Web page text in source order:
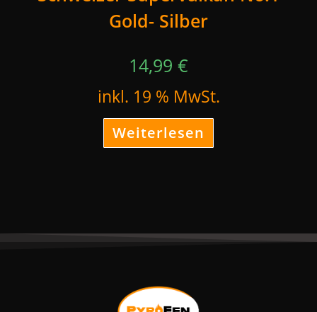
Gold- Silber
14,99 €
inkl. 19 % MwSt.
Weiterlesen